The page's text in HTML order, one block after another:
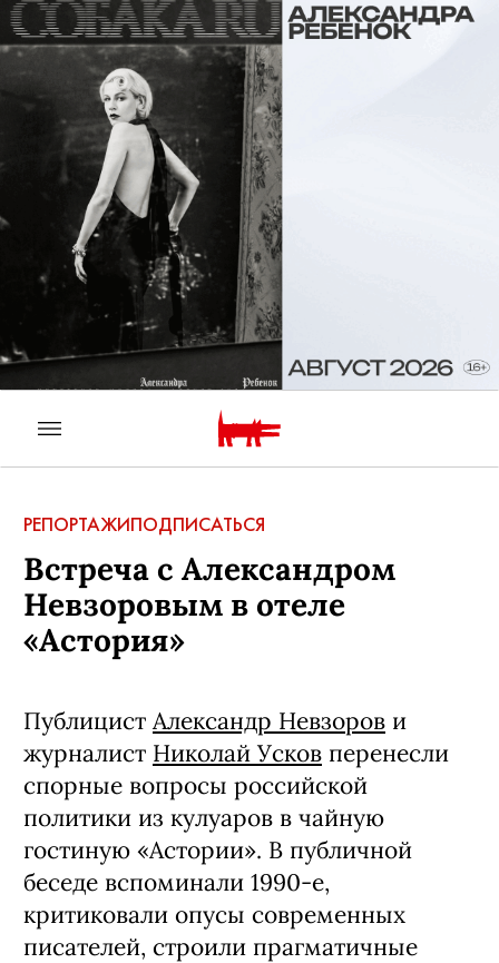
РЕПОРТАЖИПОДПИСАТЬСЯ
Встреча с Александром
Невзоровым в отеле
«Астория»
Публицист Александр Невзоров и
журналист Николай Усков перенесли
спорные вопросы российской
политики из кулуаров в чайную
гостиную «Астории». В публичной
беседе вспоминали 1990-е,
критиковали опусы современных
писателей, строили прагматичные